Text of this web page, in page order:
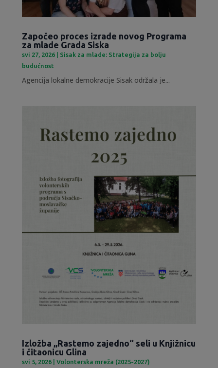
Započeo proces izrade novog Programa
za mlade Grada Siska
svi 27, 2026| Sisak za mlade: Strategija za bolju
budućnost
Agencija lokalne demokracije Sisak održala je...
Izložba „Rastemo zajedno“ seli u Knjižnicu
i čitaonicu Glina
svi 5, 2026| Volonterska mreža (2025-2027)